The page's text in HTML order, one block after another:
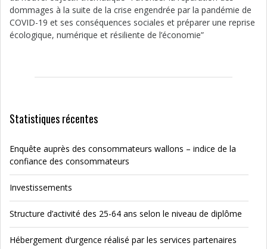
dommages à la suite de la crise engendrée par la pandémie de
COVID-19 et ses conséquences sociales et préparer une reprise
écologique, numérique et résiliente de l’économie”
Statistiques récentes
Enquête auprès des consommateurs wallons – indice de la
confiance des consommateurs
Investissements
Structure d’activité des 25-64 ans selon le niveau de diplôme
Hébergement d’urgence réalisé par les services partenaires